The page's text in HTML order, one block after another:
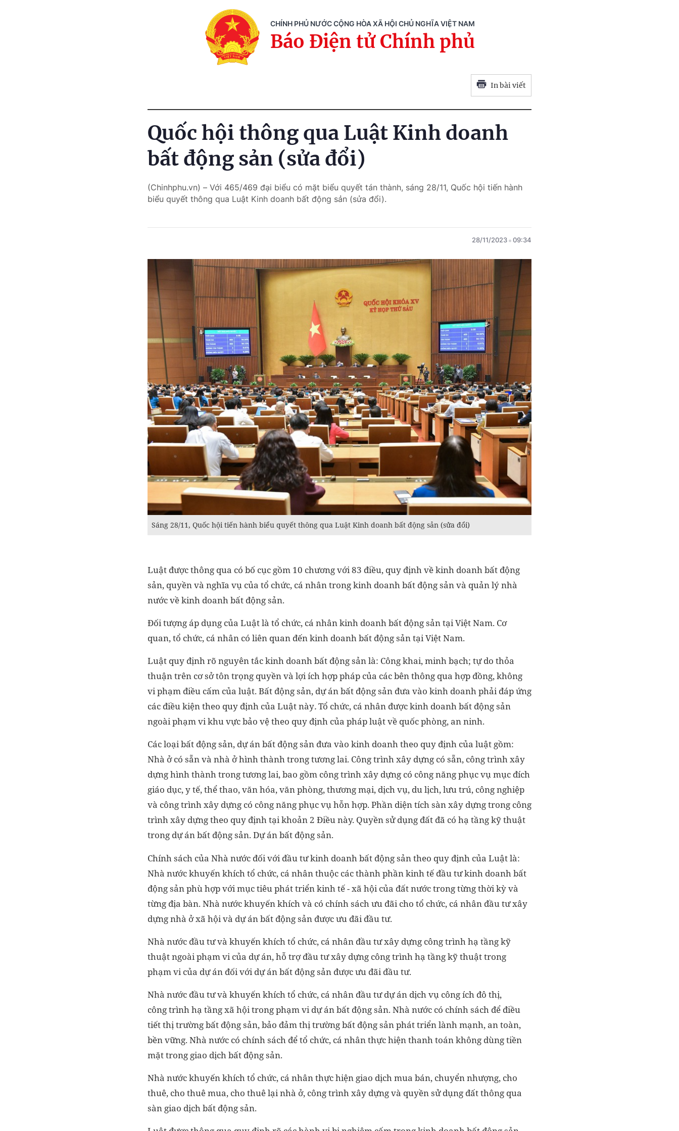
CHÍNH PHỦ NƯỚC CỘNG HÒA XÃ HỘI CHỦ NGHĨA VIỆT NAM
Báo Điện tử Chính phủ
In bài viết
Quốc hội thông qua Luật Kinh doanh
bất động sản (sửa đổi)
(Chinhphu.vn) – Với 465/469 đại biểu có mặt biểu quyết tán thành, sáng 28/11, Quốc hội tiến hành
biểu quyết thông qua Luật Kinh doanh bất động sản (sửa đổi).
28/11/2023 09:34
Sáng 28/11, Quốc hội tiến hành biểu quyết thông qua Luật Kinh doanh bất động sản (sửa đổi)
Luật được thông qua có bố cục gồm 10 chương với 83 điều, quy định về kinh doanh bất động
sản, quyền và nghĩa vụ của tổ chức, cá nhân trong kinh doanh bất động sản và quản lý nhà
nước về kinh doanh bất động sản.
Đối tượng áp dụng của Luật là tổ chức, cá nhân kinh doanh bất động sản tại Việt Nam. Cơ
quan, tổ chức, cá nhân có liên quan đến kinh doanh bất động sản tại Việt Nam.
Luật quy định rõ nguyên tắc kinh doanh bất động sản là: Công khai, minh bạch; tự do thỏa
thuận trên cơ sở tôn trọng quyền và lợi ích hợp pháp của các bên thông qua hợp đồng, không
vi phạm điều cấm của luật. Bất động sản, dự án bất động sản đưa vào kinh doanh phải đáp ứng
các điều kiện theo quy định của Luật này.Tổ chức, cá nhân được kinh doanh bất động sản
ngoài phạm vi khu vực bảo vệ theo quy định của pháp luật về quốc phòng, an ninh.
Các loại bất động sản, dự án bất động sản đưa vào kinh doanh theo quy định của luật gồm:
Nhà ở có sẵn và nhà ở hình thành trong tương lai. Công trình xây dựng có sẵn, công trình xây
dựng hình thành trong tương lai, bao gồm công trình xây dựng có công năng phục vụ mục đích
giáo dục, y tế, thể thao, văn hóa, văn phòng, thương mại, dịch vụ, du lịch, lưu trú, công nghiệp
và công trình xây dựng có công năng phục vụ hỗn hợp. Phần diện tích sàn xây dựng trong công
trình xây dựng theo quy định tại khoản 2 Điều này. Quyền sử dụng đất đã có hạ tầng kỹ thuật
trong dự án bất động sản. Dự án bất động sản.
Chính sách của Nhà nước đối với đầu tư kinh doanh bất động sản theo quy định của Luật là:
Nhà nước khuyến khích tổ chức, cá nhân thuộc các thành phần kinh tế đầu tư kinh doanh bất
động sản phù hợp với mục tiêu phát triển kinh tế - xã hội của đất nước trong từng thời kỳ và
từng địa bàn. Nhà nước khuyến khích và có chính sách ưu đãi cho tổ chức, cá nhân đầu tư xây
dựng nhà ở xã hội và dự án bất động sản được ưu đãi đầu tư.
Nhà nước đầu tư và khuyến khích tổ chức, cá nhân đầu tư xây dựng công trình hạ tầng kỹ
thuật ngoài phạm vi của dự án, hỗ trợ đầu tư xây dựng công trình hạ tầng kỹ thuật trong
phạm vi của dự án đối với dự án bất động sản được ưu đãi đầu tư.
Nhà nước đầu tư và khuyến khích tổ chức, cá nhân đầu tư dự án dịch vụ công ích đô thị,
công trình hạ tầng xã hội trong phạm vi dự án bất động sản. Nhà nước có chính sách để điều
tiết thị trường bất động sản, bảo đảm thị trường bất động sản phát triển lành mạnh, an toàn,
bền vững. Nhà nước có chính sách để tổ chức, cá nhân thực hiện thanh toán không dùng tiền
mặt trong giao dịch bất động sản.
Nhà nước khuyến khích tổ chức, cá nhân thực hiện giao dịch mua bán, chuyển nhượng, cho
thuê, cho thuê mua, cho thuê lại nhà ở, công trình xây dựng và quyền sử dụng đất thông qua
sàn giao dịch bất động sản.